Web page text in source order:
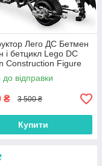
Лего ДС Бетмен
і бетцикл Lego DC
Construction Figure
Bat-Pod Bike76273
до відправки
₴ 3 500 ₴
Купити